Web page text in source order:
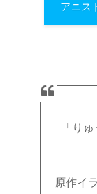
アニス
「り
原作イ